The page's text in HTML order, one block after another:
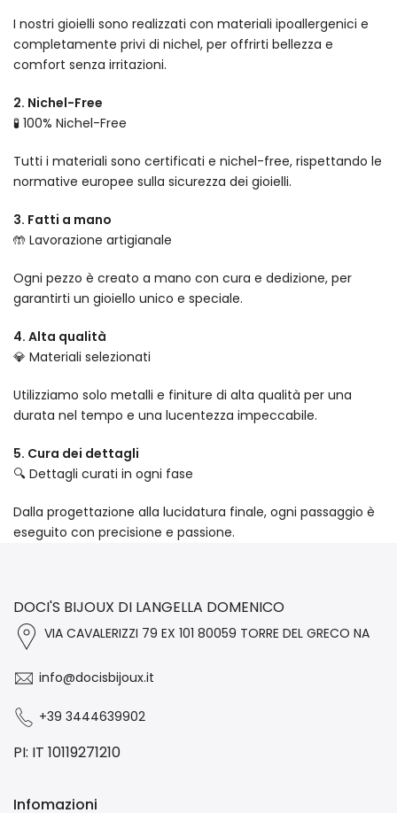
I nostri gioielli sono realizzati con materiali ipoallergenici e
completamente privi di nichel, per offrirti bellezza e
comfort senza irritazioni.
2. Nichel-Free
🧪 100% Nichel-Free
Tutti i materiali sono certificati e nichel-free, rispettando le
normative europee sulla sicurezza dei gioielli.
3. Fatti a mano
🤲 Lavorazione artigianale
Ogni pezzo è creato a mano con cura e dedizione, per
garantirti un gioiello unico e speciale.
4. Alta qualità
💎 Materiali selezionati
Utilizziamo solo metalli e finiture di alta qualità per una
durata nel tempo e una lucentezza impeccabile.
5. Cura dei dettagli
🔍 Dettagli curati in ogni fase
Dalla progettazione alla lucidatura finale, ogni passaggio è
eseguito con precisione e passione.
DOCI'S BIJOUX DI LANGELLA DOMENICO
VIA CAVALERIZZI 79 EX 101 80059 TORRE DEL GRECO NA
info@docisbijoux.it
+39 3444639902
PI: IT 10119271210
Infomazioni